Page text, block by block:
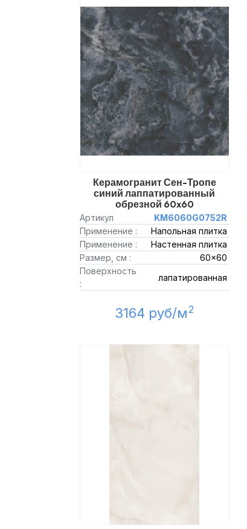
Керамогранит Сен-Тропе
синий лаппатированный
обрезной 60x60
Артикул
KM6060G0752R
Применение :
Напольная плитка
Применение :
Настенная плитка
Размер, см :
60x60
Поверхность
:
лапатированная
3164 руб/м2